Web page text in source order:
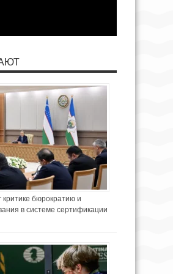
критике бюрократию и
в системе сертификации